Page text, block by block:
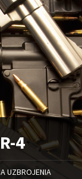
4
UZBROJENIA